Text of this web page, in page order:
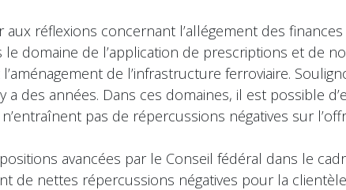
aux réflexions concernant l’allégement des
domaine de l’application de prescriptions et de
de l’infrastructure ferroviaire.
a des années. Dans ces domaines, il est possible
pas de répercussions négatives sur
avancées par le Conseil fédéral dans le
de nettes répercussions négatives pour la